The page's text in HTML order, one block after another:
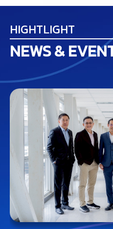
HIGHTLIGHT
NEWS &